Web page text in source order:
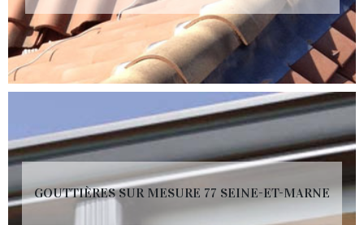
GOUTTIÈRES SUR MESURE 77 SEINE-ET-MARNE